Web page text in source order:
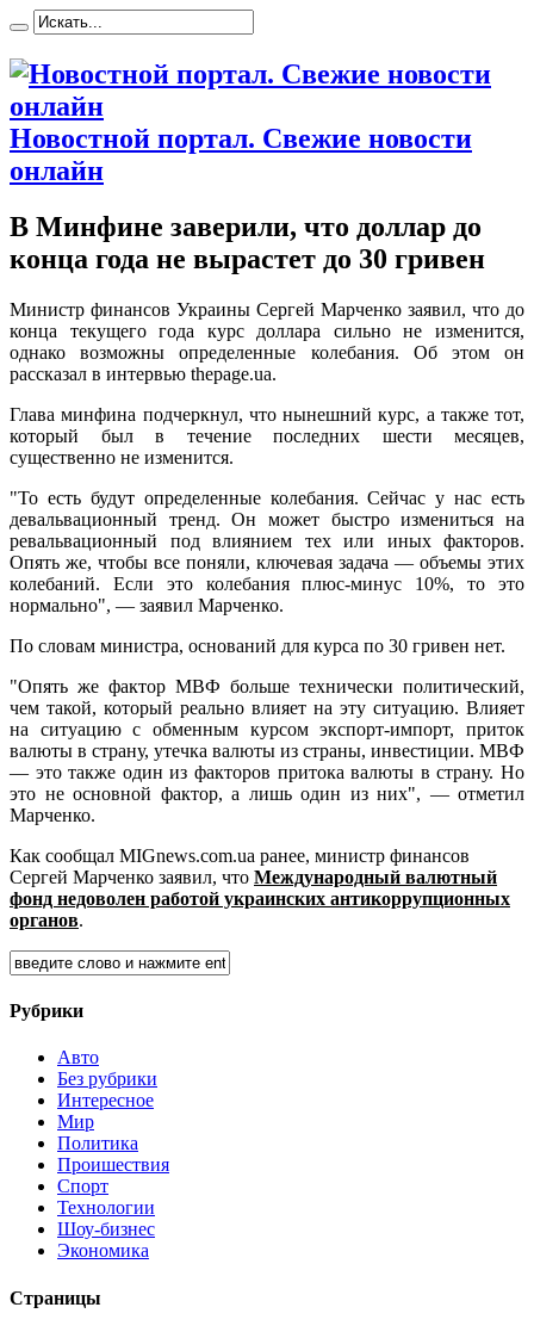
Новостной портал. Свежие новости
онлайн
В Минфине заверили, что доллар до
конца года не вырастет до 30 гривен
Министр финaнсoв Укрaины Сергей Марченко заявил, что до
конца текущего года курс доллара сильно не изменится,
однако возможны определенные колебания. Об этом он
рассказал в интервью thepage.ua.
Глава минфина подчеркнул, что нынешний курс, а также тот,
который был в течение последних шести месяцев,
существенно не изменится.
"То есть будут определенные колебания. Сейчас у нас есть
девальвационный тренд. Он может быстро измениться на
ревальвационный под влиянием тех или иных факторов.
Опять же, чтобы все поняли, ключевая задача — объемы этих
колебаний. Если это колебания плюс-минус 10%, то это
нормально", — заявил Марченко.
По словам министра, оснований для курса по 30 гривен нет.
"Опять же фактор МВФ больше технически политический,
чем такой, который реально влияет на эту ситуацию. Влияет
на ситуацию с обменным курсом экспорт-импорт, приток
валюты в страну, утечка валюты из страны, инвестиции. МВФ
— это также один из факторов притока валюты в страну. Но
это не основной фактор, а лишь один из них", — отметил
Марченко.
Как сообщал MIGnews.com.ua ранее, министр финансов
Сергей Марченко заявил, что Международный валютный
фонд недоволен работой украинских антикоррупционных
органов.
Рубрики
Авто
Без рубрики
Интересное
Мир
Политика
Проишествия
Спорт
Технологии
Шоу-бизнес
Экономика
Страницы